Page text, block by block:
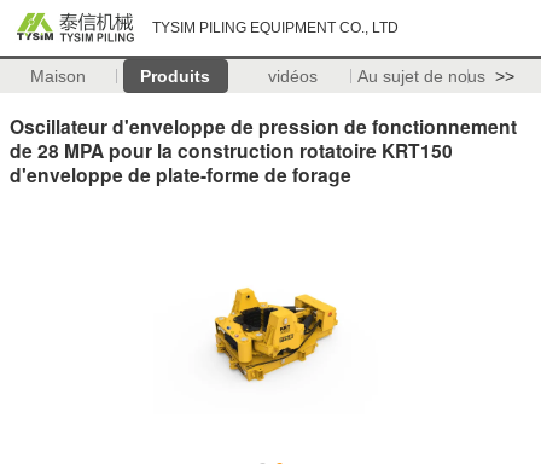
TYSIM PILING EQUIPMENT CO., LTD
Maison Produits vidéos Au sujet de nous >>
Oscillateur d'enveloppe de pression de fonctionnement
de 28 MPA pour la construction rotatoire KRT150
d'enveloppe de plate-forme de forage